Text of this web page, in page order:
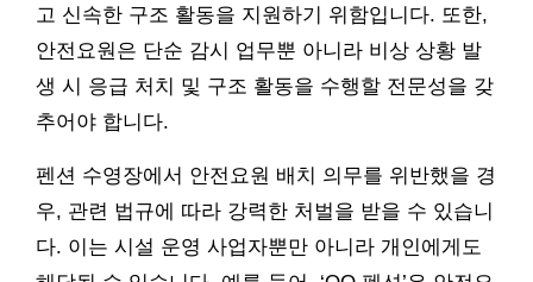
고 신속한 구조 활동을 지원하기 위함입니다. 또한,
안전요원은 단순 감시 업무뿐 아니라 비상 상황 발
생 시 응급 처치 및 구조 활동을 수행할 전문성을 갖
추어야 합니다.
펜션 수영장에서 안전요원 배치 의무를 위반했을 경
우, 관련 법규에 따라 강력한 처벌을 받을 수 있습니
다. 이는 시설 운영 사업자뿐만 아니라 개인에게도